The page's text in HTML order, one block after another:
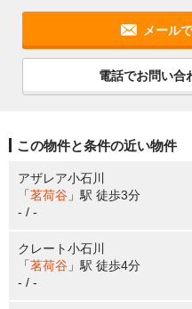
メール
電話でお問い合
この物件と条件の近い物件
アザレア小石川
「茗荷谷 」駅 徒歩3分
- / -
クレート小石川
「茗荷谷 」駅 徒歩4分
- / -